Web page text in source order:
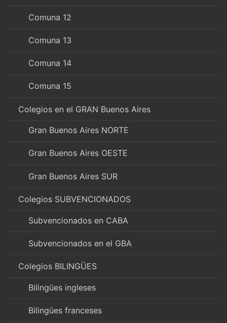
Comuna 12
Comuna 13
Comuna 14
Comuna 15
Colegios en el GRAN Buenos Aires
Gran Buenos Aires NORTE
Gran Buenos Aires OESTE
Gran Buenos Aires SUR
Colegios SUBVENCIONADOS
Subvencionados en CABA
Subvencionados en el GBA
Colegios BILINGÜES
Bilingües ingleses
Bilingües franceses